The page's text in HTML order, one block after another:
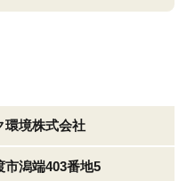
環境株式会社
市潟端403番地5